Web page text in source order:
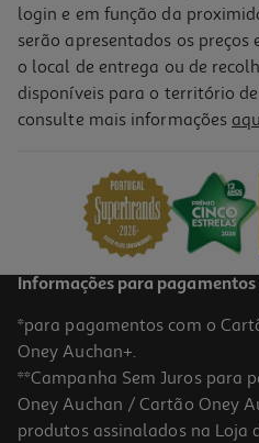
Frigorífico Americano Hisense
1.249,99 €
login e em função da
serão apresentados os
o local de entrega ou de
disponíveis para o território
consulte mais informações
Informações para pagamentos
*para pagamentos com o
Oney Auchan+.
**Campanha Sem Juros para
Oney Auchan / Cartão Oney
produtos assinalados na Loja